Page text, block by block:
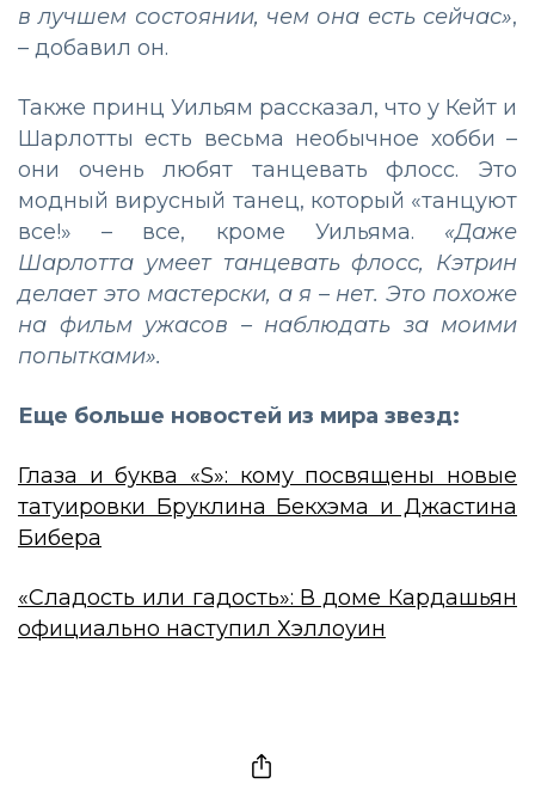
в лучшем состоянии, чем она есть сейчас»,
– добавил он.
Также принц Уильям рассказал, что у Кейт и
Шарлотты есть весьма необычное хобби –
они очень любят танцевать флосс. Это
модный вирусный танец, который «танцуют
все!» – все, кроме Уильяма. «Даже
Шарлотта умеет танцевать флосс, Кэтрин
делает это мастерски, а я – нет. Это похоже
на фильм ужасов – наблюдать за моими
попытками».
Еще больше новостей из мира звезд:
Глаза и буква «S»: кому посвящены новые
татуировки Бруклина Бекхэма и Джастина
Бибера
«Сладость или гадость»: В доме Кардашьян
официально наступил Хэллоуин